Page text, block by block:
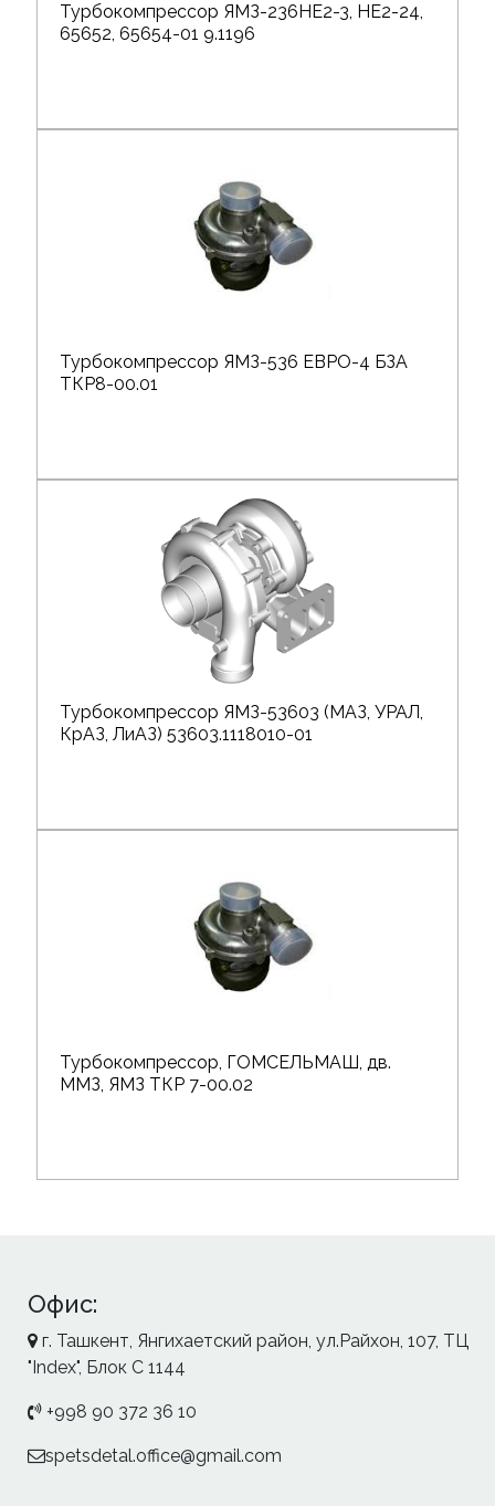
Турбокомпрессор ЯМЗ-236НЕ2-3, НЕ2-24,
65652, 65654-01 9.1196
Турбокомпрессор ЯМЗ-536 ЕВРО-4 БЗА
ТКР8-00.01
Турбокомпрессор ЯМЗ-53603 (МАЗ, УРАЛ,
КрАЗ, ЛиАЗ) 53603.1118010-01
Турбокомпрессор, ГОМСЕЛЬМАШ, дв.
ММЗ, ЯМЗ ТКР 7-00.02
Офис:
г. Ташкент, Янгихаетский район, ул.Райхон, 107, ТЦ
"Index", Блок С 1144
+998 90 372 36 10
spetsdetal.office@gmail.com